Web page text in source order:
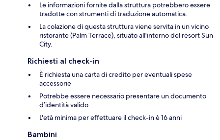
Le informazioni fornite dalla struttura potrebbero essere
tradotte con strumenti di traduzione automatica.
La colazione di questa struttura viene servita in un vicino
ristorante (Palm Terrace), situato all'interno del resort Sun
City.
Richiesti al check-in
È richiesta una carta di credito per eventuali spese
accessorie
Potrebbe essere necessario presentare un documento
d’identità valido
L'età minima per effettuare il check-in è 16 anni
Bambini